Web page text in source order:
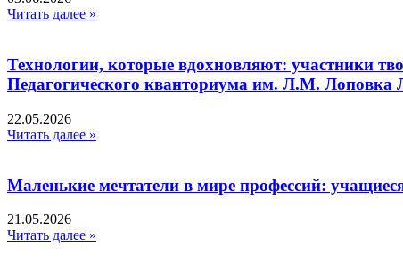
Читать далее »
Технологии, которые вдохновляют: участники
Педагогического кванториума им. Л.М.
22.05.2026
Читать далее »
Маленькие мечтатели в мире профессий:
21.05.2026
Читать далее »